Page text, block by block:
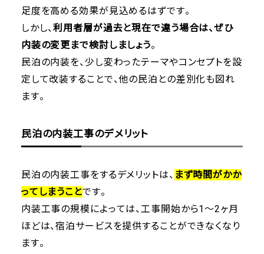
足度を高める効果が見込めるはずです。
しかし、利用者層が過去と現在で違う場合は、ぜひ
内装の変更まで検討しましょう。
民泊の内装を、少し変わったテーマやコンセプトを設
定して改装することで、他の民泊との差別化も図れ
ます。
民泊の内装工事のデメリット
民泊の内装工事をするデメリットは、 まず時間がかか
ってしまうことです。
内装工事の規模によっては、工事開始から1～2ヶ月
ほどは、宿泊サービスを提供することができなくなり
ます。